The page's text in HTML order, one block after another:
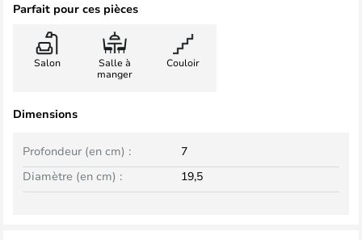
Parfait pour ces pièces
Salon
Salle à
manger
Couloir
Dimensions
Profondeur (en cm) :
7
Diamètre (en cm) :
19,5